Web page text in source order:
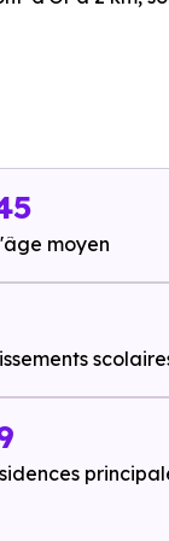
2h 06 min à pied
33 min à pied
moyen